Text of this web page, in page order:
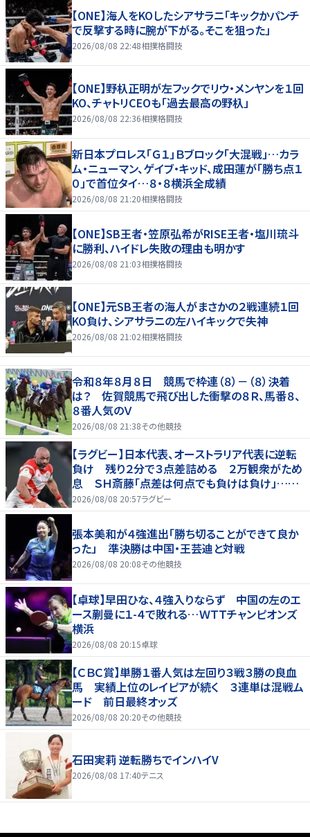
【ONE】海人をKOしたシアサラニ「キックかパンチ
で反撃する時に腕が下がる。そこを狙った」
2026/08/08 22:48相撲格闘技
【ONE】野杁正明が左フックでリウ・メンヤンを１回
KO、チャトリCEOも「過去最高の野杁」
2026/08/08 22:36相撲格闘技
新日本プロレス「Ｇ１」Ｂブロック「大混戦」…カラ
ム・ニューマン、ゲイブ・キッド、成田蓮が「勝ち点１
０」で首位タイ…８・８横浜全成績
2026/08/08 21:20相撲格闘技
【ONE】SB王者・笠原弘希がRISE王者・塩川琉斗
に勝利、ハイドレ失敗の理由も明かす
2026/08/08 21:03相撲格闘技
【ONE】元SB王者の海人がまさかの２戦連続１回
KO負け、シアサラニの左ハイキックで失神
2026/08/08 21:02相撲格闘技
令和８年８月８日 競馬で枠連（８）－（８）決着
は？ 佐賀競馬で飛び出した衝撃の８Ｒ、馬番８、
８番人気のＶ
2026/08/08 21:38その他競技
【ラグビー】日本代表、オーストラリア代表に逆転
負け 残り２分で３点差詰める ２万観衆がため
息 ＳＨ斎藤「点差は何点でも負けは負け」…前
半にＳＯ伊藤龍が先制トライ、３２ー３５で惜敗
2026/08/08 20:57ラグビー
張本美和が４強進出「勝ち切ることができて良か
った」 準決勝は中国・王芸迪と対戦
2026/08/08 20:08その他競技
【卓球】早田ひな、４強入りならず 中国の左のエ
ース蒯曼に１-４で敗れる…ＷＴＴチャンピオンズ
横浜
2026/08/08 20:15卓球
【ＣＢＣ賞】単勝１番人気は左回り３戦３勝の良血
馬 実績上位のレイピアが続く ３連単は混戦ム
ード 前日最終オッズ
2026/08/08 20:20その他競技
石田実莉 逆転勝ちでインハイV
2026/08/08 17:40テニス